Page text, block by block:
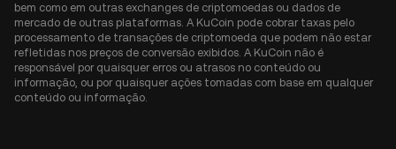
bem como em outras exchanges de criptomoedas ou dados de
mercado de outras plataformas. A KuCoin pode cobrar taxas pelo
processamento de transações de criptomoeda que podem não estar
refletidas nos preços de conversão exibidos. A KuCoin não é
responsável por quaisquer erros ou atrasos no conteúdo ou
informação, ou por quaisquer ações tomadas com base em qualquer
conteúdo ou informação.